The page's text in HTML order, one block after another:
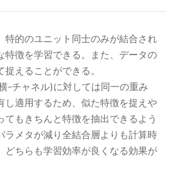
特的のユニット同士のみが結合され
特徴を学習できる。また、データの
えることができる。
-チャネル)に対しては同一の重み
し適用するため、似た特徴を捉えや
てもきちんと特徴を抽出できるよう
ラメタが減り全結合層よりも計算時
どちらも学習効率が良くなる効果が